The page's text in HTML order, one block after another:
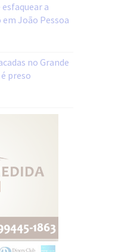
a
João Pessoa
no Grande
preso